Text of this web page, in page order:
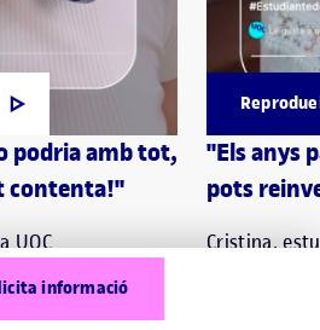
informació
podria amb tot,
contenta!"
UOC
"Els anys
pots
Cristina,